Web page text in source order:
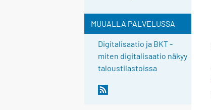
MUUALLA PALVELUSSA
Digitalisaatio ja BKT -
miten digitalisaatio näkyy
taloustilastoissa